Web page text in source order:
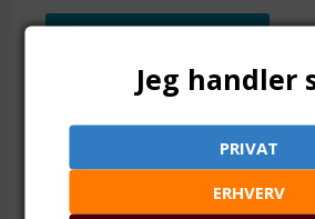
Imprægneret. Leveres i æske/
Materiale: imprægneret stof
Virker på alle ædelmetaller og lægger
metallerne.
Jeg handler
PRIVAT
ERHVERV